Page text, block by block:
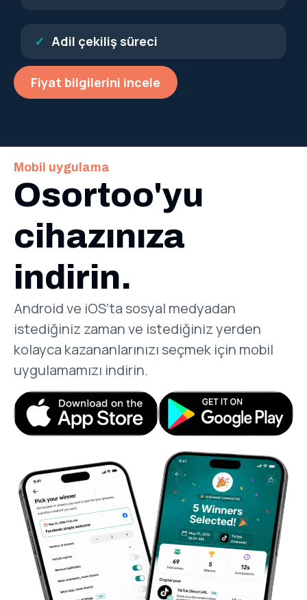
Adil çekiliş süreci
Fiyat bilgilerini incele
Mobil uygulama
Osortoo'yu
cihazınıza
indirin.
Android ve iOS’ta sosyal medyadan
istediğiniz zaman ve istediğiniz yerden
kolayca kazananlarınızı seçmek için mobil
uygulamamızı indirin.